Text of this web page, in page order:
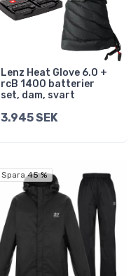
Lenz Heat Glove 6.0 +
rcB 1400 batterier
set, dam, svart
3.945 SEK
Spara 45 %